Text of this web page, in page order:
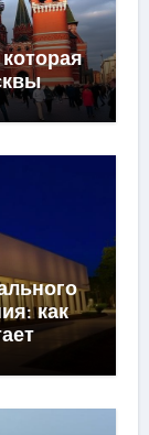
как